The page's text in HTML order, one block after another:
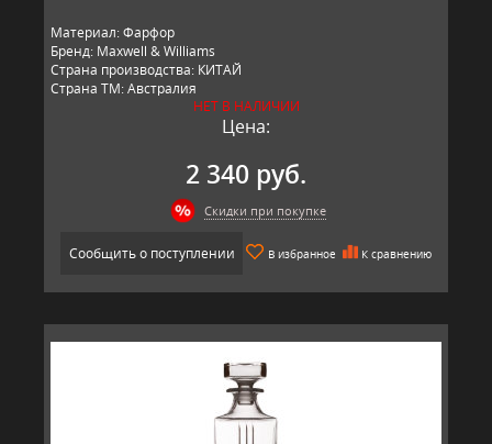
Материал: Фарфор
Бренд: Maxwell & Williams
Страна производства: КИТАЙ
Страна ТМ: Австралия
НЕТ В НАЛИЧИИ
Цена:
2 340 руб.
Скидки при покупке
Сообщить о поступлении В избранное К сравнению